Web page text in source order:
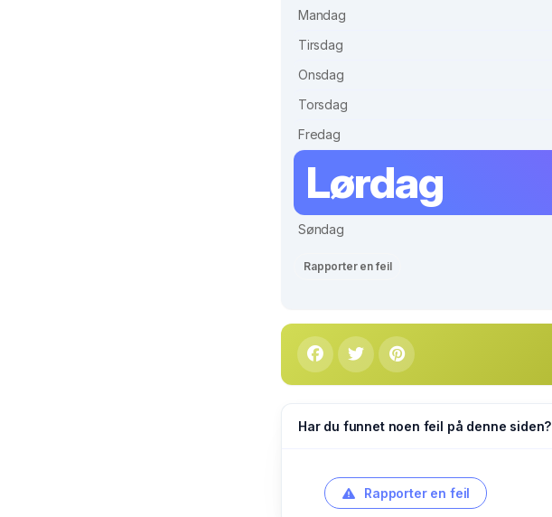
Mandag
Tirsdag
Onsdag
Torsdag
Fredag
Lørdag
Søndag
Rapporter en feil
Har du funnet noen feil på denne siden?
Rapporter en feil